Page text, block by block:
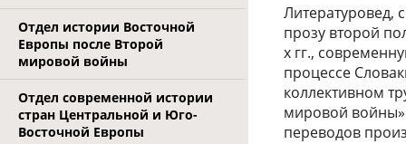
Отдел истории Восточной
Европы после Второй
мировой войны
Отдел современной истории
стран Центральной и Юго-
Восточной Европы
Литературовед,
прозу второй
х гг.,
процессе
коллективном
мировой
переводов